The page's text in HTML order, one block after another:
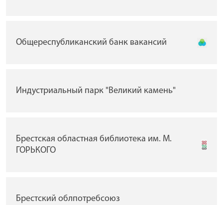
Общереспубликанский банк вакансий
Индустриальный парк "Великий камень"
Брестская областная библиотека им. М.
ГОРЬКОГО
Брестский облпотребсоюз